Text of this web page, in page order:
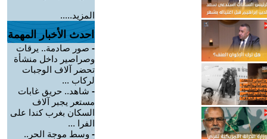
المزيد.....
احدث الأخبار المهمة
- صور صادمة.. يرقات
وصراصير داخل منشأة
تحضر آلاف الوجبات
لركاب ...
- شاهد.. حريق غابات
مستعر يجبر آلاف
السكان بغرب كندا على
الفرا ...
- وسط موجة الحر..